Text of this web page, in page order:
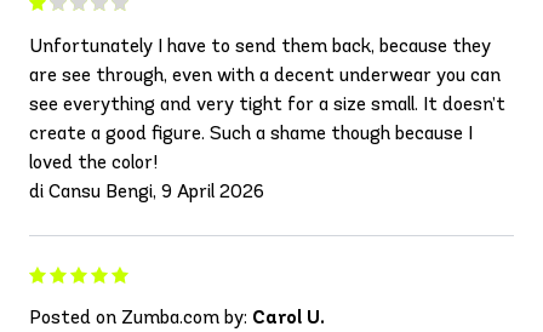
Unfortunately I have to send them back, because they
are see through, even with a decent underwear you can
see everything and very tight for a size small. It doesn’t
create a good figure. Such a shame though because I
loved the color!
di Cansu Bengi, 9 April 2026
Posted on Zumba.com by: Carol U.